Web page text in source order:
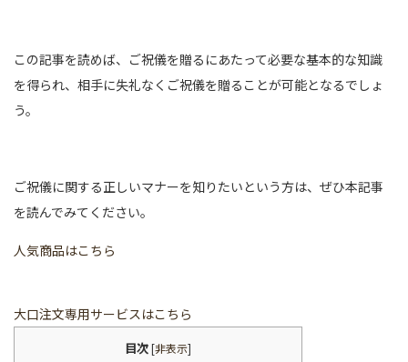
この記事を読めば、ご祝儀を贈るにあたって必要な基本的な知識
を得られ、相手に失礼なくご祝儀を贈ることが可能となるでしょ
う。
ご祝儀に関する正しいマナーを知りたいという方は、ぜひ本記事
を読んでみてください。
人気商品はこちら
大口注文専用サービスはこちら
目次[非表示]